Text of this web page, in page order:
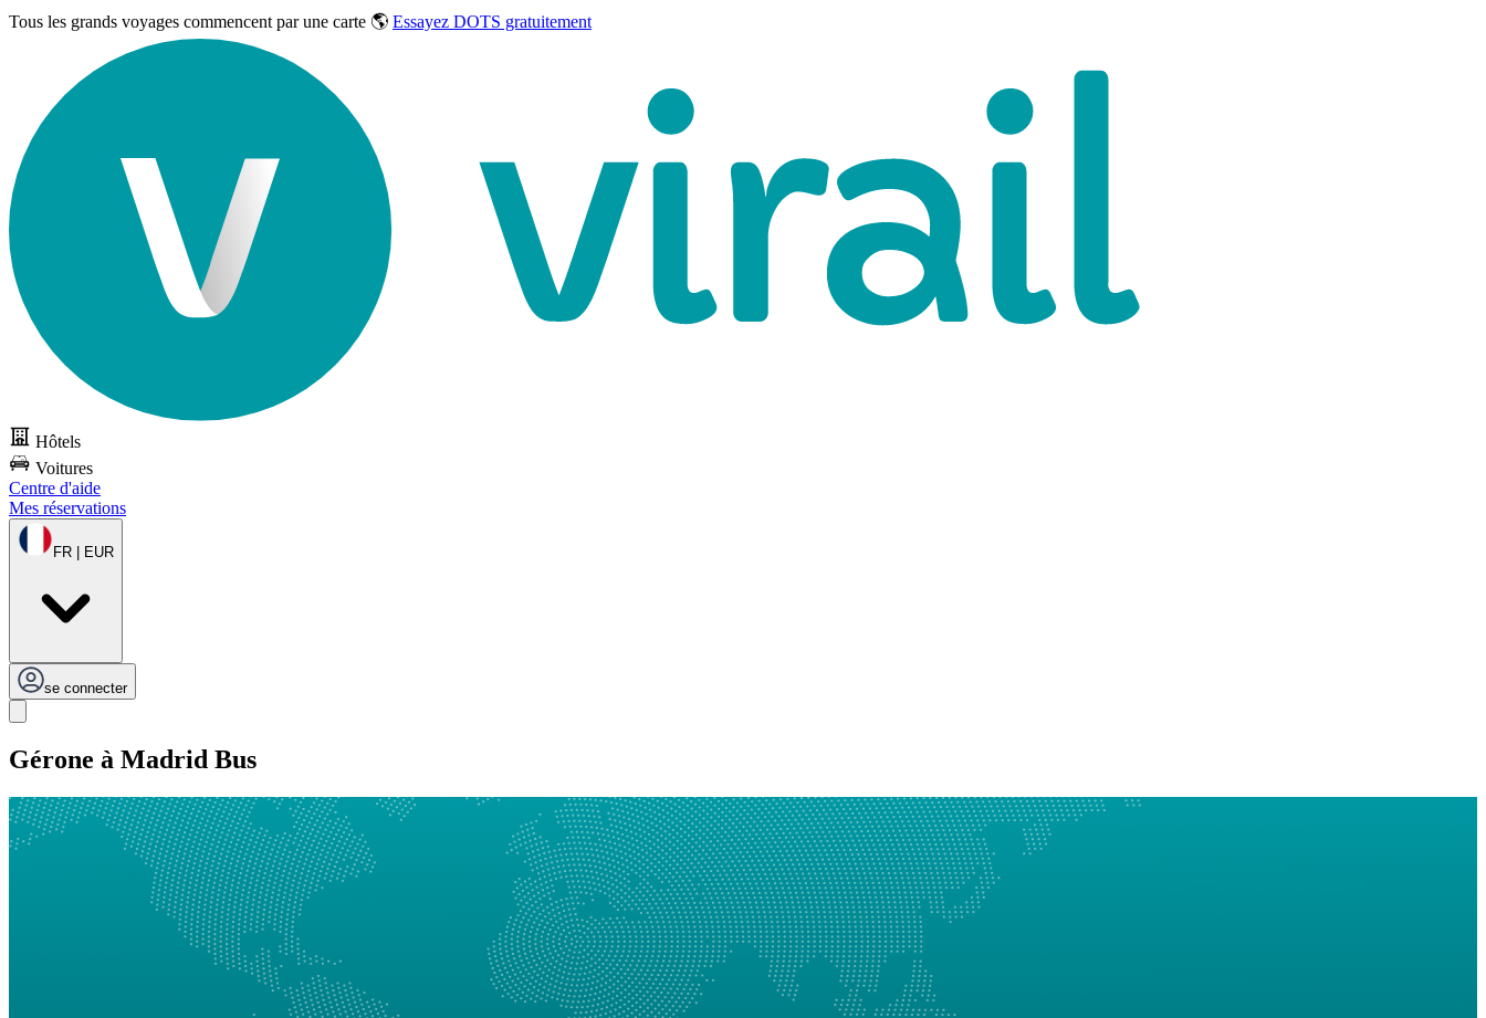
Tous les grands voyages commencent par une carte 🌎 Essayez DOTS gratuitement
Hôtels
Voitures
Centre d'aide
Mes réservations
FR | EUR
se connecter
Gérone à Madrid Bus